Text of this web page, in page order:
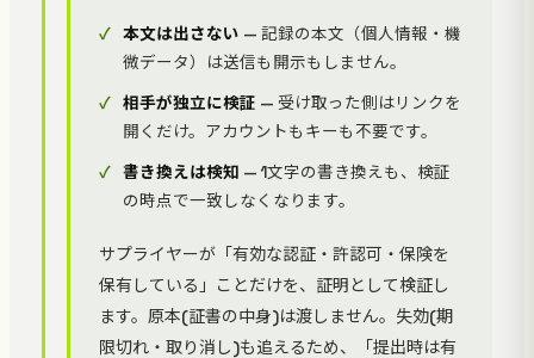
本文は出さない — 記録の本文（個人情報・機
微データ）は送信も開示もしません。
相手が独立に検証 — 受け取った側はリンクを
開くだけ。アカウントもキーも不要です。
書き換えは検知 — 1文字の書き換えも、検証
の時点で一致しなくなります。
サプライヤーが「有効な認証・許認可・保険を
保有している」ことだけを、証明として検証し
ます。原本(証書の中身)は渡しません。失効(期
限切れ・取り消し)も追えるため、「提出時は有